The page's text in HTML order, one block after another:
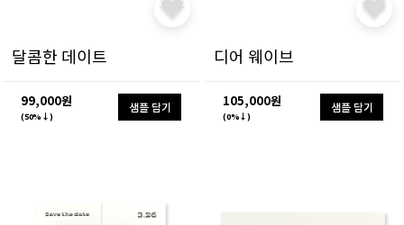
달콤한 데이트
99,000원
(50%↓)
샘플 담기
디어 웨이브
105,000원
(0%↓)
샘플 담기